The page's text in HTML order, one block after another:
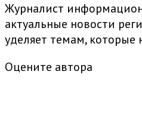
Журналист
актуальные новости
уделяет темам,
Оцените автора